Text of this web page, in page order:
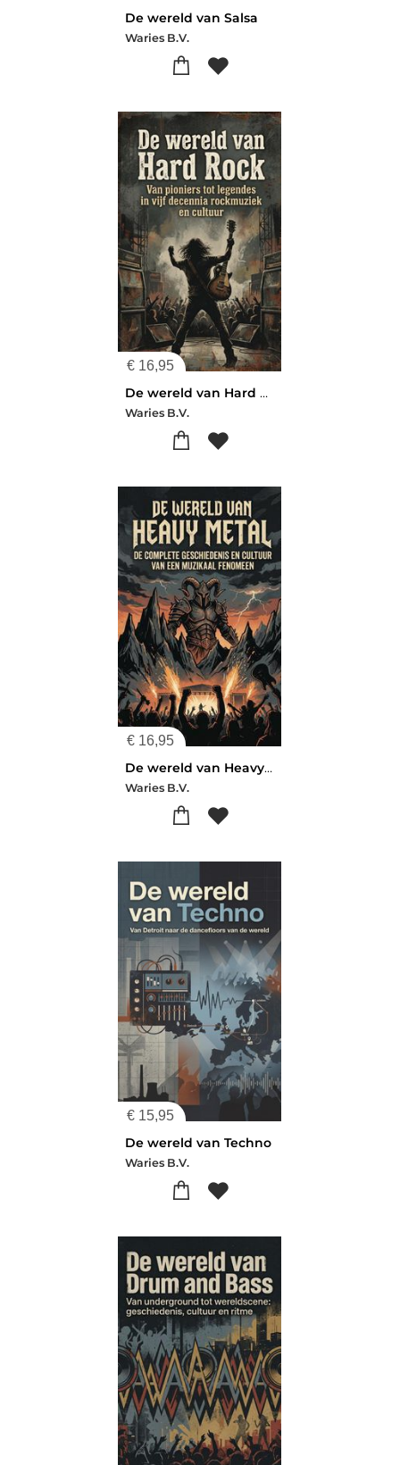
De wereld van Salsa
Waries B.V.
€ 16,95
De wereld van Hard Rock
Waries B.V.
€ 16,95
De wereld van Heavy Metal
Waries B.V.
€ 15,95
De wereld van Techno
Waries B.V.